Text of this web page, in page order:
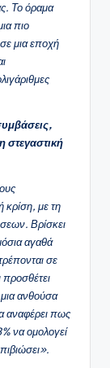
Το όραμα
πιο
μια εποχή
στεγαστική
κρίση, με τη
Βρίσκει
αγαθά
σε
προσθέτει
ανθούσα
αναφέρει πως
να ομολογεί